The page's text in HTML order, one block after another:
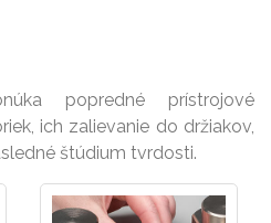
popredné prístrojové
ich zalievanie do držiakov,
štúdium tvrdosti.